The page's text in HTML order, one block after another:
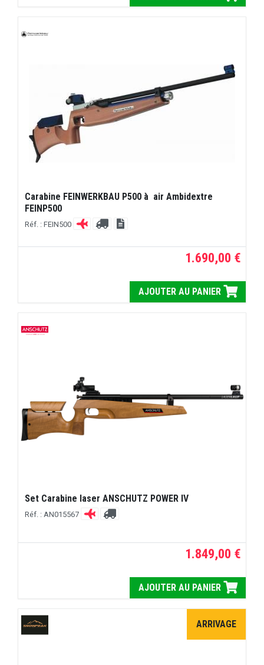
Carabine FEINWERKBAU P500 à air Ambidextre
FEINP500
Réf. : FEIN500
1.690,00 €
AJOUTER AU PANIER
Set Carabine laser ANSCHUTZ POWER IV
Réf. : AN015567
1.849,00 €
AJOUTER AU PANIER
ARRIVAGE